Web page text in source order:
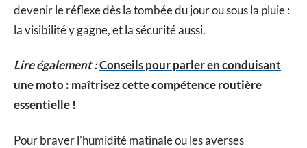
devenir le réflexe dès la tombée du jour ou sous la pluie :
la visibilité y gagne, et la sécurité aussi.
Lire également :Conseils pour parler en conduisant
une moto : maîtrisez cette compétence routière
essentielle !
Pour braver l’humidité matinale ou les averses